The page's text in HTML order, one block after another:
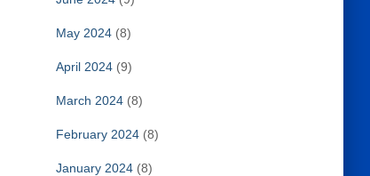
May 2024(8)
April 2024(9)
March 2024(8)
February 2024(8)
January 2024(8)